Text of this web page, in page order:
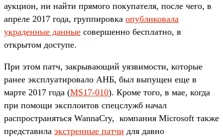
аукцион, ни найти прямого покупателя, после чего, в
апреле 2017 года, группировка опубликовала
украденные данные совершенно бесплатно, в
открытом доступе.
При этом патч, закрывающий уязвимости, которые
ранее эксплуатировало АНБ, был выпущен еще в
марте 2017 года (MS17-010). Кроме того, в мае, когда
при помощи эксплоитов спецслужб начал
распространяться WannaCry, компания Microsoft также
представила экстренные патчи для давно